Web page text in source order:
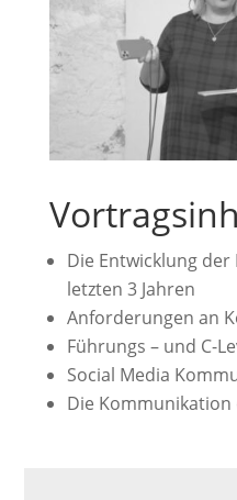
Die Entwicklung
letzten 3 Jahren
Anforderungen an
Führungs – und C-
Social Media
Die